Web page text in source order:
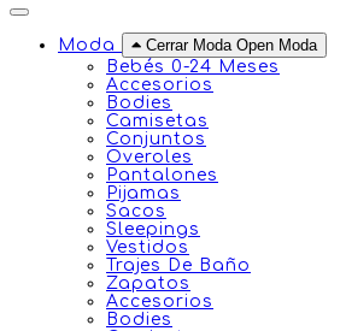
Moda Cerrar Moda Open Moda
Bebés 0-24 Meses
Accesorios
Bodies
Camisetas
Conjuntos
Overoles
Pantalones
Pijamas
Sacos
Sleepings
Vestidos
Trajes De Baño
Zapatos
Accesorios
Bodies